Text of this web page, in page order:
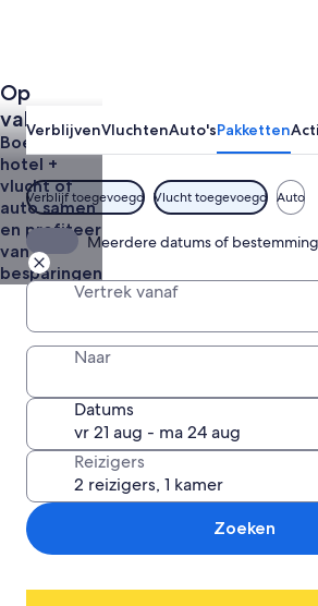
Op
vakantie
naar Baja
California
Sur
Boek een
hotel +
vlucht of
auto samen
en profiteer
van
besparingen
VerblijvenVluchtenAuto'sPakketten
Verblijf toegevoegd Vlucht toegevoegd Auto
Meerdere datums of
Vertrek vanaf
Naar
Datums
Reizigers
Zoeken